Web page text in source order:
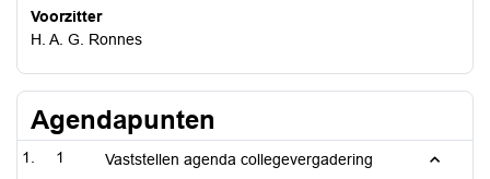
Voorzitter
H. A. G. Ronnes
Agendapunten
1 Vaststellen agenda collegevergadering